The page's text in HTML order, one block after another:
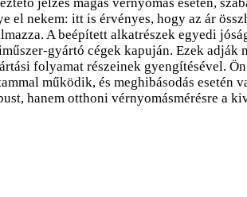
nekem: itt is érvényes, hogy az ár
A beépített alkatrészek egyedi
gyártó cégek kapuján. Ezek adják
folyamat részeinek gyengítésével.
működik, és meghibásodás esetén
hanem otthoni vérnyomásmérésre a